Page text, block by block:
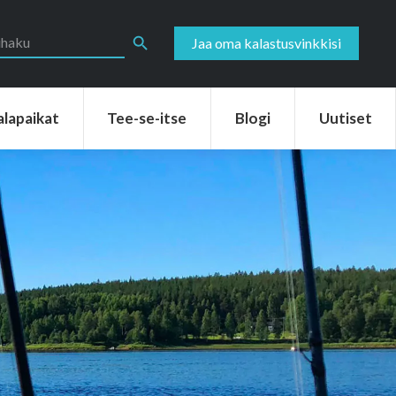
Jaa oma kalastusvinkkisi
Tee-se-itse Blogi Uutiset
Blogi Uutiset